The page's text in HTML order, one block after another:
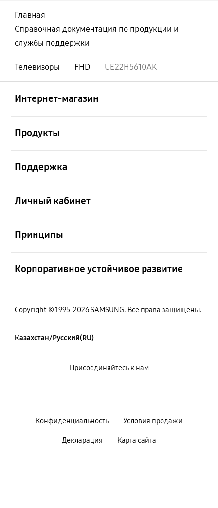
Главная
Справочная документация по продукции и
службы поддержки
Телевизоры FHD UE22H5610AK
Интернет-магазин
Продукты
Поддержка
Личный кабинет
Принципы
Корпоративное устойчивое развитие
Copyright © 1995-2026 SAMSUNG. Все права защищены.
Казахстан/Русский(RU)
Конфиденциальность Условия продажи
Декларация Карта сайта
Присоединяйтесь к нам